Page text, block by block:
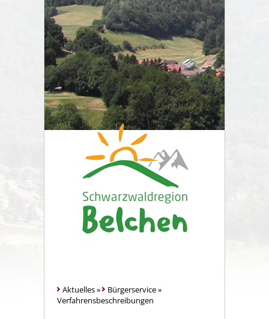
Aktuelles» Bürgerservice»
Verfahrensbeschreibungen